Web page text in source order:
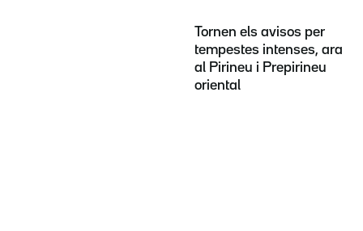
Tornen els avisos per
tempestes intenses, ara
al Pirineu i Prepirineu
oriental